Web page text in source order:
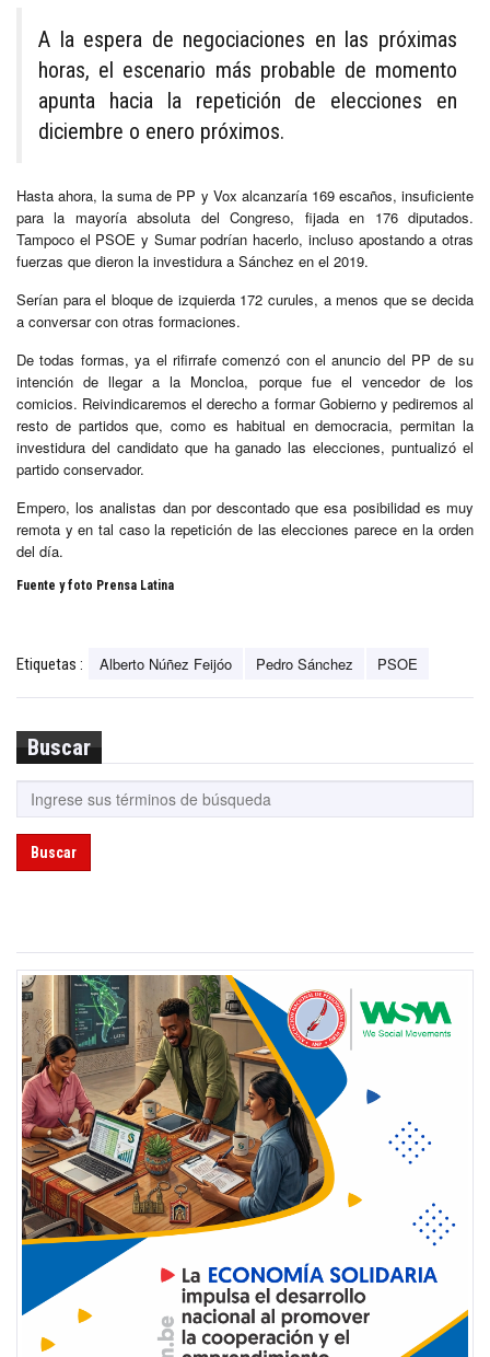
A la espera de negociaciones en las próximas
horas, el escenario más probable de momento
apunta hacia la repetición de elecciones en
diciembre o enero próximos.
Hasta ahora, la suma de PP y Vox alcanzaría 169 escaños, insuficiente
para la mayoría absoluta del Congreso, fijada en 176 diputados.
Tampoco el PSOE y Sumar podrían hacerlo, incluso apostando a otras
fuerzas que dieron la investidura a Sánchez en el 2019.
Serían para el bloque de izquierda 172 curules, a menos que se decida
a conversar con otras formaciones.
De todas formas, ya el rifirrafe comenzó con el anuncio del PP de su
intención de llegar a la Moncloa, porque fue el vencedor de los
comicios. Reivindicaremos el derecho a formar Gobierno y pediremos al
resto de partidos que, como es habitual en democracia, permitan la
investidura del candidato que ha ganado las elecciones, puntualizó el
partido conservador.
Empero, los analistas dan por descontado que esa posibilidad es muy
remota y en tal caso la repetición de las elecciones parece en la orden
del día.
Fuente y foto Prensa Latina
Etiquetas : Alberto Núñez Feijóo Pedro Sánchez PSOE
Buscar
Buscar